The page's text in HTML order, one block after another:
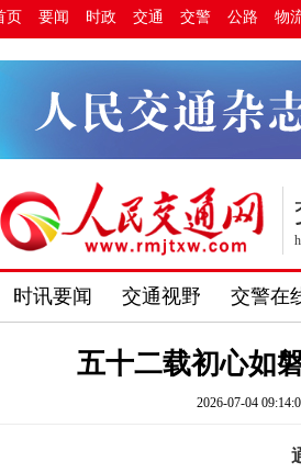
页 要闻 时政 交通 交警 公路 物
时讯要闻 交通视野 交警在
五十二载初心如
2026-07-04